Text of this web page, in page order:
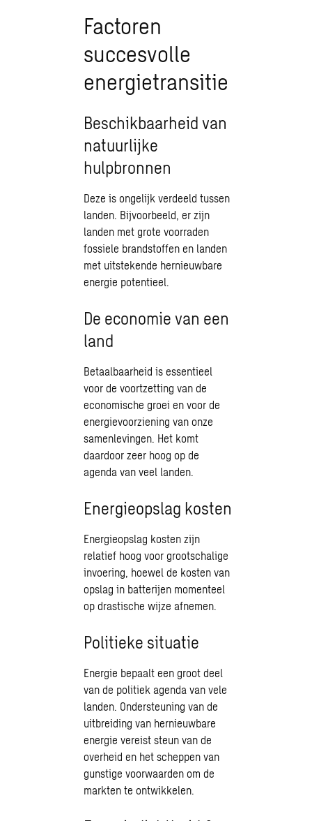
Factoren
succesvolle
energietransitie
Beschikbaarheid van
natuurlijke
hulpbronnen
Deze is ongelijk verdeeld tussen
landen. Bijvoorbeeld, er zijn
landen met grote voorraden
fossiele brandstoffen en landen
met uitstekende hernieuwbare
energie potentieel.
De economie van een
land
Betaalbaarheid is essentieel
voor de voortzetting van de
economische groei en voor de
energievoorziening van onze
samenlevingen. Het komt
daardoor zeer hoog op de
agenda van veel landen.
Energieopslag kosten
Energieopslag kosten zijn
relatief hoog voor grootschalige
invoering, hoewel de kosten van
opslag in batterijen momenteel
op drastische wijze afnemen.
Politieke situatie
Energie bepaalt een groot deel
van de politiek agenda van vele
landen. Ondersteuning van de
uitbreiding van hernieuwbare
energie vereist steun van de
overheid en het scheppen van
gunstige voorwaarden om de
markten te ontwikkelen.